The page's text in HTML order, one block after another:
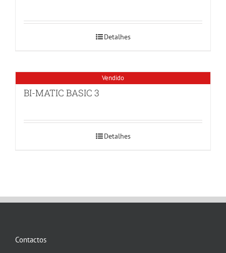
Detalhes
Vendido
BI-MATIC BASIC 3
Detalhes
Contactos